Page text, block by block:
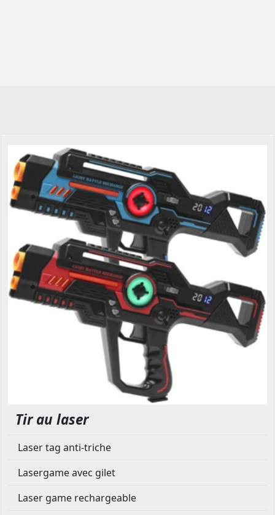
Tir au laser
Laser tag anti-triche
Lasergame avec gilet
Laser game rechargeable